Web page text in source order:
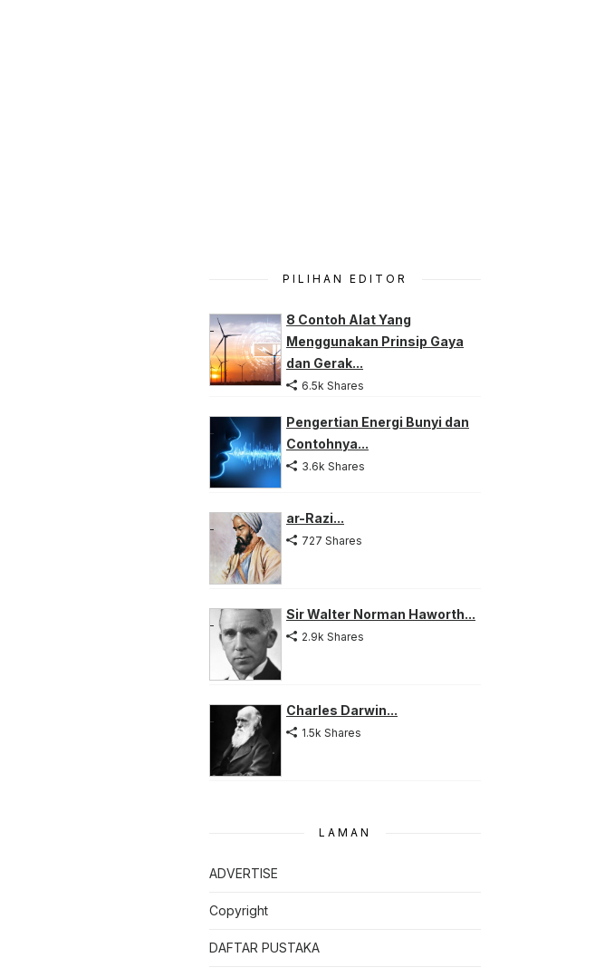
PILIHAN EDITOR
8 Contoh Alat Yang
Menggunakan Prinsip Gaya
dan Gerak...
6.5k Shares
Pengertian Energi Bunyi dan
Contohnya...
3.6k Shares
ar-Razi...
727 Shares
Sir Walter Norman Haworth...
2.9k Shares
Charles Darwin...
1.5k Shares
LAMAN
ADVERTISE
Copyright
DAFTAR PUSTAKA